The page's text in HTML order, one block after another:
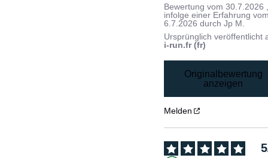
Bewertung vom30.7.2026
infolge einer Erfahrung
6.7.2026 durchJp M.
Ursprünglich veröffentlicht
i-run.fr (fr)
Originalbewertung
anzeigen
Melden
5